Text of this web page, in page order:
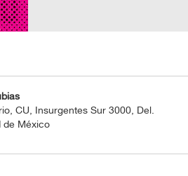
CU, Insurgentes Sur 3000, Del.
de México